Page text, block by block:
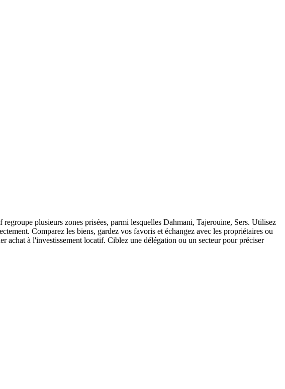
plusieurs zones prisées, parmi lesquelles Dahmani, Tajerouine, Sers. Utilisez
Comparez les biens, gardez vos favoris et échangez avec les propriétaires ou
achat à l'investissement locatif. Ciblez une délégation ou un secteur pour préciser